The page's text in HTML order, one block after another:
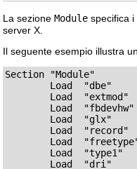
La sezione Module specifica
server X.
Il seguente esempio illustra
Section "Module"